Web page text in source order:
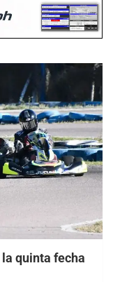
la quinta fecha